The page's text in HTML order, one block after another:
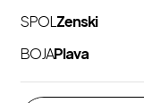
SPOL Zenski
BOJAPlava